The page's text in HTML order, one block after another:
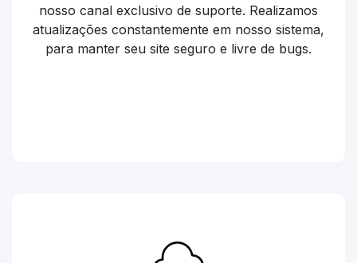
nosso canal exclusivo de suporte. Realizamos
atualizações constantemente em nosso sistema,
para manter seu site seguro e livre de bugs.